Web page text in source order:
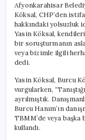
Afyonkarahisar
Köksal, CHP’den
hakkındaki yolsuzluk
Yasin Köksal,
bir soruşturmanın
veya bizimle ilgili
dedi.
Yasin Köksal, Burcu
vurgularken,
ayrılmıştık.
Burcu Hanım’ın
TBMM’de veya
kullandı.